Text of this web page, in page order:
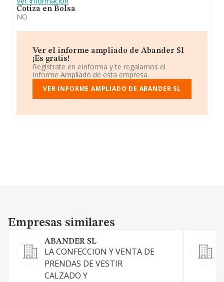
Cotiza en Bolsa
NO
Ver el informe ampliado de Abander Sl
¡Es gratis!
Regístrate en eInforma y te regalamos el
Informe Ampliado de esta empresa.
VER INFORME AMPLIADO DE ABANDER SL
Empresas similares
Empresas similares
ABANDER SL
LA CONFECCION Y VENTA DE
PRENDAS DE VESTIR
CALZADO Y